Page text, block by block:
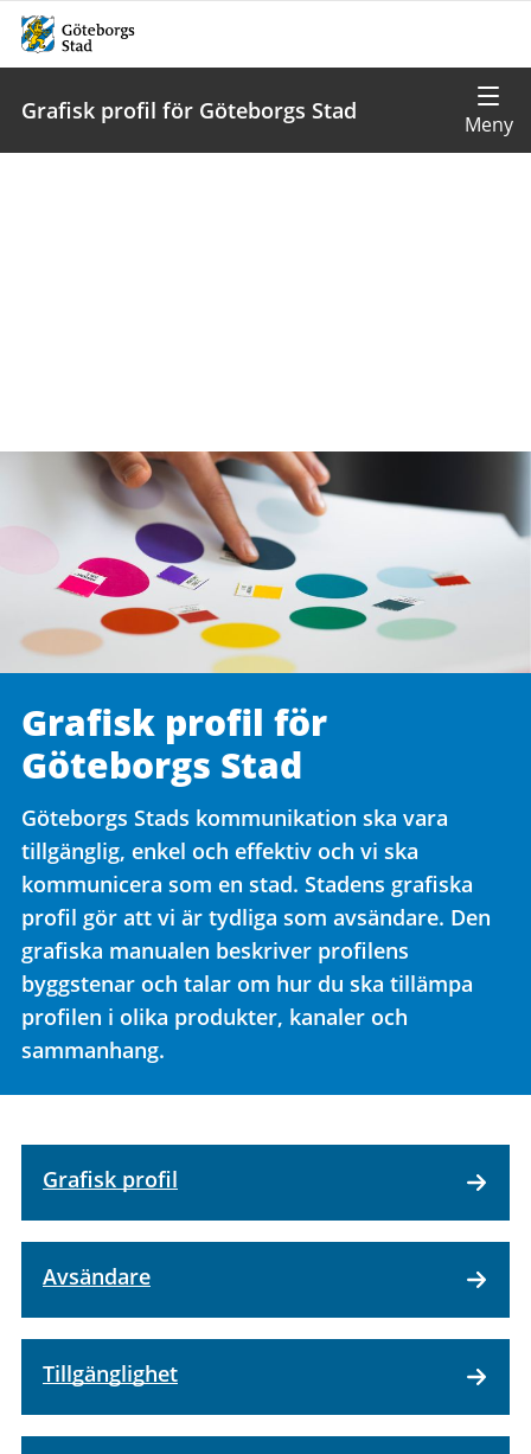
Grafisk profil för Göteborgs Stad
Grafisk profil för
Göteborgs Stad
Göteborgs Stads kommunikation ska vara
tillgänglig, enkel och effektiv och vi ska
kommunicera som en stad. Stadens grafiska
profil gör att vi är tydliga som avsändare. Den
grafiska manualen beskriver profilens
byggstenar och talar om hur du ska tillämpa
profilen i olika produkter, kanaler och
sammanhang.
Grafisk profil
Avsändare
Tillgänglighet